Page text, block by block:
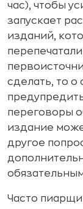
час), чтобы
запускает
изданий,
сделать, то о
переговоры
издание
другое
Часто